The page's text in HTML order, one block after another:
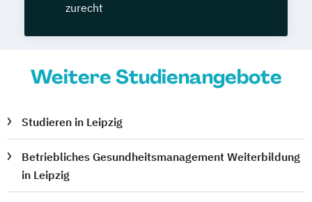
zurecht
Weitere Studienangebote
Studieren in Leipzig
Betriebliches Gesundheitsmanagement Weiterbildung
in Leipzig